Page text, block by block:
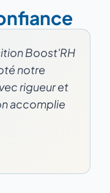
Boost'RH
notre
rigueur et
accomplie